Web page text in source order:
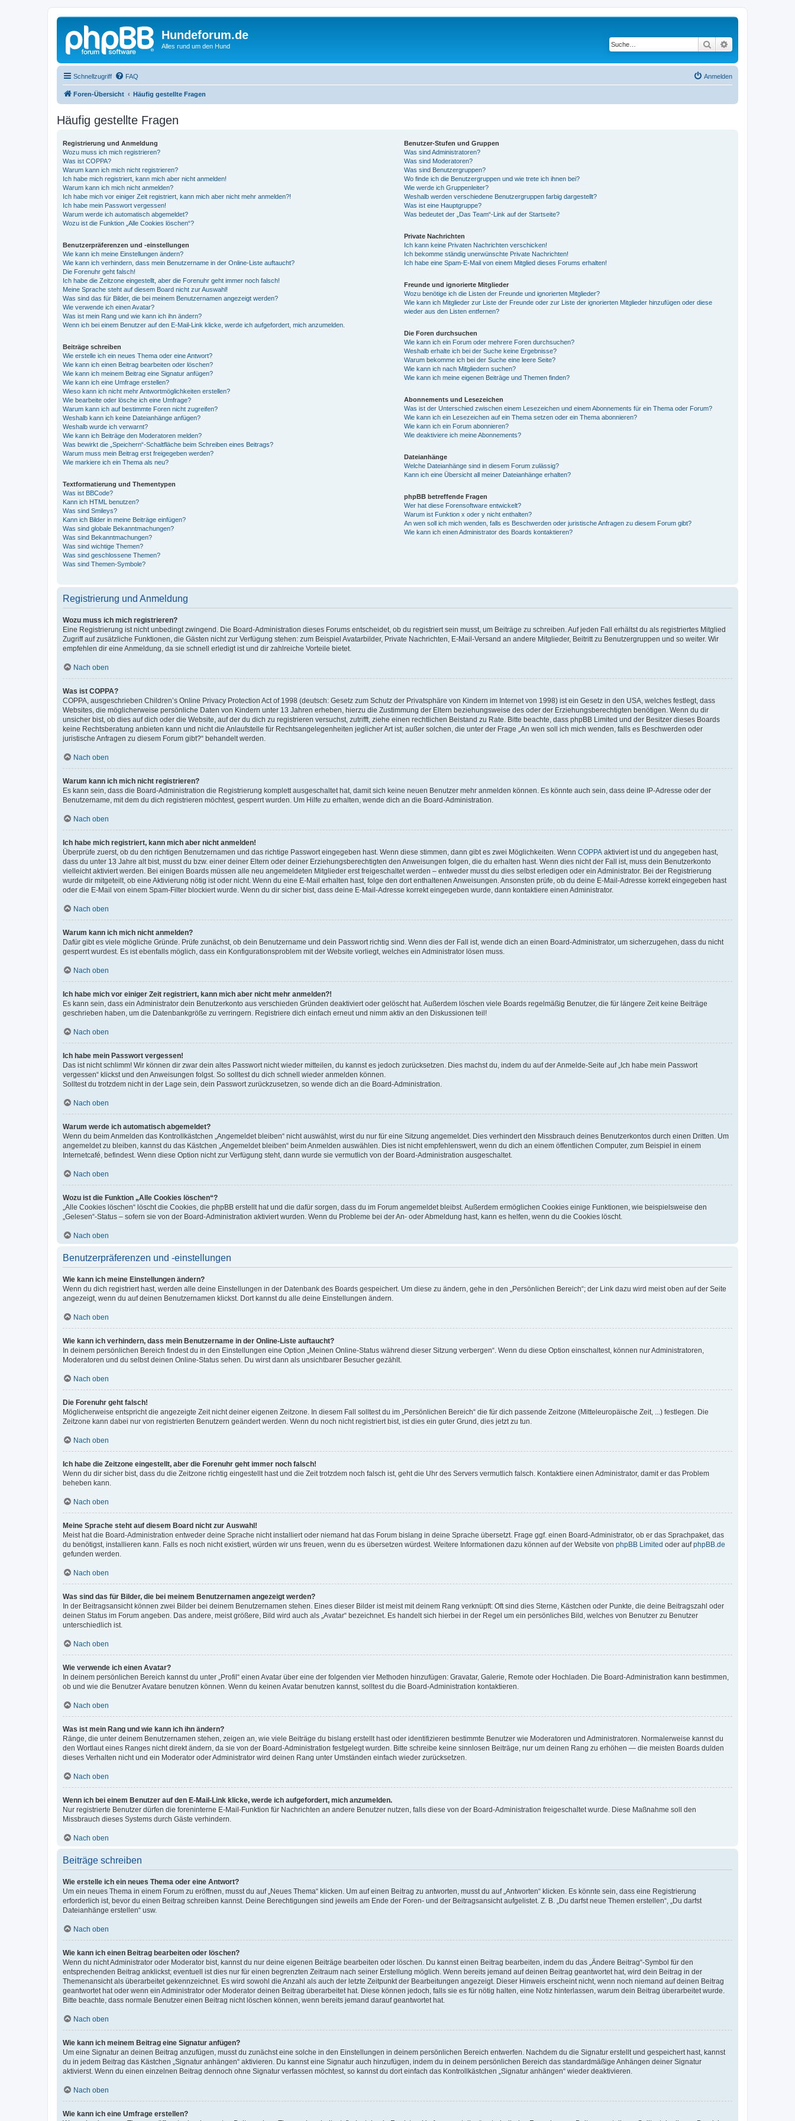
Hundeforum.de
Alles rund um den Hund Suche
Schnellzugriff FAQ Anmelden
Foren-Übersicht Häufig gestellte Fragen
Häufig gestellte Fragen
Registrierung und Anmeldung
Wozu muss ich mich registrieren?
Was ist COPPA?
Warum kann ich mich nicht registrieren?
Ich habe mich registriert, kann mich aber nicht anmelden!
Warum kann ich mich nicht anmelden?
Ich habe mich vor einiger Zeit registriert, kann mich aber nicht mehr anmelden?!
Ich habe mein Passwort vergessen!
Warum werde ich automatisch abgemeldet?
Wozu ist die Funktion „Alle Cookies löschen“?
Benutzerpräferenzen und -einstellungen
Wie kann ich meine Einstellungen ändern?
Wie kann ich verhindern, dass mein Benutzername in der Online-Liste auftaucht?
Die Forenuhr geht falsch!
Ich habe die Zeitzone eingestellt, aber die Forenuhr geht immer noch falsch!
Meine Sprache steht auf diesem Board nicht zur Auswahl!
Was sind das für Bilder, die bei meinem Benutzernamen angezeigt werden?
Wie verwende ich einen Avatar?
Was ist mein Rang und wie kann ich ihn ändern?
Wenn ich bei einem Benutzer auf den E-Mail-Link klicke, werde ich aufgefordert, mich anzumelden.
Beiträge schreiben
Wie erstelle ich ein neues Thema oder eine Antwort?
Wie kann ich einen Beitrag bearbeiten oder löschen?
Wie kann ich meinem Beitrag eine Signatur anfügen?
Wie kann ich eine Umfrage erstellen?
Wieso kann ich nicht mehr Antwortmöglichkeiten erstellen?
Wie bearbeite oder lösche ich eine Umfrage?
Warum kann ich auf bestimmte Foren nicht zugreifen?
Weshalb kann ich keine Dateianhänge anfügen?
Weshalb wurde ich verwarnt?
Wie kann ich Beiträge den Moderatoren melden?
Was bewirkt die „Speichern“-Schaltfläche beim Schreiben eines Beitrags?
Warum muss mein Beitrag erst freigegeben werden?
Wie markiere ich ein Thema als neu?
Textformatierung und Thementypen
Was ist BBCode?
Kann ich HTML benutzen?
Was sind Smileys?
Kann ich Bilder in meine Beiträge einfügen?
Was sind globale Bekanntmachungen?
Was sind Bekanntmachungen?
Was sind wichtige Themen?
Was sind geschlossene Themen?
Was sind Themen-Symbole?
Benutzer-Stufen und Gruppen
Was sind Administratoren?
Was sind Moderatoren?
Was sind Benutzergruppen?
Wo finde ich die Benutzergruppen und wie trete ich ihnen bei?
Wie werde ich Gruppenleiter?
Weshalb werden verschiedene Benutzergruppen farbig dargestellt?
Was ist eine Hauptgruppe?
Was bedeutet der „Das Team“-Link auf der Startseite?
Private Nachrichten
Ich kann keine Privaten Nachrichten verschicken!
Ich bekomme ständig unerwünschte Private Nachrichten!
Ich habe eine Spam-E-Mail von einem Mitglied dieses Forums erhalten!
Freunde und ignorierte Mitglieder
Wozu benötige ich die Listen der Freunde und ignorierten Mitglieder?
Wie kann ich Mitglieder zur Liste der Freunde oder zur Liste der ignorierten Mitglieder hinzufügen oder diese
wieder aus den Listen entfernen?
Die Foren durchsuchen
Wie kann ich ein Forum oder mehrere Foren durchsuchen?
Weshalb erhalte ich bei der Suche keine Ergebnisse?
Warum bekomme ich bei der Suche eine leere Seite?
Wie kann ich nach Mitgliedern suchen?
Wie kann ich meine eigenen Beiträge und Themen finden?
Abonnements und Lesezeichen
Was ist der Unterschied zwischen einem Lesezeichen und einem Abonnements für ein Thema oder Forum?
Wie kann ich ein Lesezeichen auf ein Thema setzen oder ein Thema abonnieren?
Wie kann ich ein Forum abonnieren?
Wie deaktiviere ich meine Abonnements?
Dateianhänge
Welche Dateianhänge sind in diesem Forum zulässig?
Kann ich eine Übersicht all meiner Dateianhänge erhalten?
phpBB betreffende Fragen
Wer hat diese Forensoftware entwickelt?
Warum ist Funktion x oder y nicht enthalten?
An wen soll ich mich wenden, falls es Beschwerden oder juristische Anfragen zu diesem Forum gibt?
Wie kann ich einen Administrator des Boards kontaktieren?
Registrierung und Anmeldung
Wozu muss ich mich registrieren?
Eine Registrierung ist nicht unbedingt zwingend. Die Board-Administration dieses Forums entscheidet, ob du registriert sein musst, um Beiträge zu schreiben. Auf jeden Fall erhältst du als registriertes Mitglied
Zugriff auf zusätzliche Funktionen, die Gästen nicht zur Verfügung stehen: zum Beispiel Avatarbilder, Private Nachrichten, E-Mail-Versand an andere Mitglieder, Beitritt zu Benutzergruppen und so weiter. Wir
empfehlen dir eine Anmeldung, da sie schnell erledigt ist und dir zahlreiche Vorteile bietet.
Nach oben
Was ist COPPA?
COPPA, ausgeschrieben Children’s Online Privacy Protection Act of 1998 (deutsch: Gesetz zum Schutz der Privatsphäre von Kindern im Internet von 1998) ist ein Gesetz in den USA, welches festlegt, dass
Websites, die möglicherweise persönliche Daten von Kindern unter 13 Jahren erheben, hierzu die Zustimmung der Eltern beziehungsweise des oder der Erziehungsberechtigten benötigen. Wenn du dir
unsicher bist, ob dies auf dich oder die Website, auf der du dich zu registrieren versuchst, zutrifft, ziehe einen rechtlichen Beistand zu Rate. Bitte beachte, dass phpBB Limited und der Besitzer dieses Boards
keine Rechtsberatung anbieten kann und nicht die Anlaufstelle für Rechtsangelegenheiten jeglicher Art ist; außer solchen, die unter der Frage „An wen soll ich mich wenden, falls es Beschwerden oder
juristische Anfragen zu diesem Forum gibt?“ behandelt werden.
Nach oben
Warum kann ich mich nicht registrieren?
Es kann sein, dass die Board-Administration die Registrierung komplett ausgeschaltet hat, damit sich keine neuen Benutzer mehr anmelden können. Es könnte auch sein, dass deine IP-Adresse oder der
Benutzername, mit dem du dich registrieren möchtest, gesperrt wurden. Um Hilfe zu erhalten, wende dich an die Board-Administration.
Nach oben
Ich habe mich registriert, kann mich aber nicht anmelden!
Überprüfe zuerst, ob du den richtigen Benutzernamen und das richtige Passwort eingegeben hast. Wenn diese stimmen, dann gibt es zwei Möglichkeiten. Wenn COPPA aktiviert ist und du angegeben hast,
dass du unter 13 Jahre alt bist, musst du bzw. einer deiner Eltern oder deiner Erziehungsberechtigten den Anweisungen folgen, die du erhalten hast. Wenn dies nicht der Fall ist, muss dein Benutzerkonto
vielleicht aktiviert werden. Bei einigen Boards müssen alle neu angemeldeten Mitglieder erst freigeschaltet werden – entweder musst du dies selbst erledigen oder ein Administrator. Bei der Registrierung
wurde dir mitgeteilt, ob eine Aktivierung nötig ist oder nicht. Wenn du eine E-Mail erhalten hast, folge den dort enthaltenen Anweisungen. Ansonsten prüfe, ob du deine E-Mail-Adresse korrekt eingegeben hast
oder die E-Mail von einem Spam-Filter blockiert wurde. Wenn du dir sicher bist, dass deine E-Mail-Adresse korrekt eingegeben wurde, dann kontaktiere einen Administrator.
Nach oben
Warum kann ich mich nicht anmelden?
Dafür gibt es viele mögliche Gründe. Prüfe zunächst, ob dein Benutzername und dein Passwort richtig sind. Wenn dies der Fall ist, wende dich an einen Board-Administrator, um sicherzugehen, dass du nicht
gesperrt wurdest. Es ist ebenfalls möglich, dass ein Konfigurationsproblem mit der Website vorliegt, welches ein Administrator lösen muss.
Nach oben
Ich habe mich vor einiger Zeit registriert, kann mich aber nicht mehr anmelden?!
Es kann sein, dass ein Administrator dein Benutzerkonto aus verschieden Gründen deaktiviert oder gelöscht hat. Außerdem löschen viele Boards regelmäßig Benutzer, die für längere Zeit keine Beiträge
geschrieben haben, um die Datenbankgröße zu verringern. Registriere dich einfach erneut und nimm aktiv an den Diskussionen teil!
Nach oben
Ich habe mein Passwort vergessen!
Das ist nicht schlimm! Wir können dir zwar dein altes Passwort nicht wieder mitteilen, du kannst es jedoch zurücksetzen. Dies machst du, indem du auf der Anmelde-Seite auf „Ich habe mein Passwort
vergessen“ klickst und den Anweisungen folgst. So solltest du dich schnell wieder anmelden können.
Solltest du trotzdem nicht in der Lage sein, dein Passwort zurückzusetzen, so wende dich an die Board-Administration.
Nach oben
Warum werde ich automatisch abgemeldet?
Wenn du beim Anmelden das Kontrollkästchen „Angemeldet bleiben“ nicht auswählst, wirst du nur für eine Sitzung angemeldet. Dies verhindert den Missbrauch deines Benutzerkontos durch einen Dritten. Um
angemeldet zu bleiben, kannst du das Kästchen „Angemeldet bleiben“ beim Anmelden auswählen. Dies ist nicht empfehlenswert, wenn du dich an einem öffentlichen Computer, zum Beispiel in einem
Internetcafé, befindest. Wenn diese Option nicht zur Verfügung steht, dann wurde sie vermutlich von der Board-Administration ausgeschaltet.
Nach oben
Wozu ist die Funktion „Alle Cookies löschen“?
„Alle Cookies löschen“ löscht die Cookies, die phpBB erstellt hat und die dafür sorgen, dass du im Forum angemeldet bleibst. Außerdem ermöglichen Cookies einige Funktionen, wie beispielsweise den
„Gelesen“-Status – sofern sie von der Board-Administration aktiviert wurden. Wenn du Probleme bei der An- oder Abmeldung hast, kann es helfen, wenn du die Cookies löscht.
Nach oben
Benutzerpräferenzen und -einstellungen
Wie kann ich meine Einstellungen ändern?
Wenn du dich registriert hast, werden alle deine Einstellungen in der Datenbank des Boards gespeichert. Um diese zu ändern, gehe in den „Persönlichen Bereich“; der Link dazu wird meist oben auf der Seite
angezeigt, wenn du auf deinen Benutzernamen klickst. Dort kannst du alle deine Einstellungen ändern.
Nach oben
Wie kann ich verhindern, dass mein Benutzername in der Online-Liste auftaucht?
In deinem persönlichen Bereich findest du in den Einstellungen eine Option „Meinen Online-Status während dieser Sitzung verbergen“. Wenn du diese Option einschaltest, können nur Administratoren,
Moderatoren und du selbst deinen Online-Status sehen. Du wirst dann als unsichtbarer Besucher gezählt.
Nach oben
Die Forenuhr geht falsch!
Möglicherweise entspricht die angezeigte Zeit nicht deiner eigenen Zeitzone. In diesem Fall solltest du im „Persönlichen Bereich“ die für dich passende Zeitzone (Mitteleuropäische Zeit, ...) festlegen. Die
Zeitzone kann dabei nur von registrierten Benutzern geändert werden. Wenn du noch nicht registriert bist, ist dies ein guter Grund, dies jetzt zu tun.
Nach oben
Ich habe die Zeitzone eingestellt, aber die Forenuhr geht immer noch falsch!
Wenn du dir sicher bist, dass du die Zeitzone richtig eingestellt hast und die Zeit trotzdem noch falsch ist, geht die Uhr des Servers vermutlich falsch. Kontaktiere einen Administrator, damit er das Problem
beheben kann.
Nach oben
Meine Sprache steht auf diesem Board nicht zur Auswahl!
Meist hat die Board-Administration entweder deine Sprache nicht installiert oder niemand hat das Forum bislang in deine Sprache übersetzt. Frage ggf. einen Board-Administrator, ob er das Sprachpaket, das
du benötigst, installieren kann. Falls es noch nicht existiert, würden wir uns freuen, wenn du es übersetzen würdest. Weitere Informationen dazu können auf der Website von phpBB Limited oder aufphpBB.de
gefunden werden.
Nach oben
Was sind das für Bilder, die bei meinem Benutzernamen angezeigt werden?
In der Beitragsansicht können zwei Bilder bei deinem Benutzernamen stehen. Eines dieser Bilder ist meist mit deinem Rang verknüpft: Oft sind dies Sterne, Kästchen oder Punkte, die deine Beitragszahl oder
deinen Status im Forum angeben. Das andere, meist größere, Bild wird auch als „Avatar“ bezeichnet. Es handelt sich hierbei in der Regel um ein persönliches Bild, welches von Benutzer zu Benutzer
unterschiedlich ist.
Nach oben
Wie verwende ich einen Avatar?
In deinem persönlichen Bereich kannst du unter „Profil“ einen Avatar über eine der folgenden vier Methoden hinzufügen: Gravatar, Galerie, Remote oder Hochladen. Die Board-Administration kann bestimmen,
ob und wie die Benutzer Avatare benutzen können. Wenn du keinen Avatar benutzen kannst, solltest du die Board-Administration kontaktieren.
Nach oben
Was ist mein Rang und wie kann ich ihn ändern?
Ränge, die unter deinem Benutzernamen stehen, zeigen an, wie viele Beiträge du bislang erstellt hast oder identifizieren bestimmte Benutzer wie Moderatoren und Administratoren. Normalerweise kannst du
den Wortlaut eines Ranges nicht direkt ändern, da sie von der Board-Administration festgelegt wurden. Bitte schreibe keine sinnlosen Beiträge, nur um deinen Rang zu erhöhen — die meisten Boards dulden
dieses Verhalten nicht und ein Moderator oder Administrator wird deinen Rang unter Umständen einfach wieder zurücksetzen.
Nach oben
Wenn ich bei einem Benutzer auf den E-Mail-Link klicke, werde ich aufgefordert, mich anzumelden.
Nur registrierte Benutzer dürfen die foreninterne E-Mail-Funktion für Nachrichten an andere Benutzer nutzen, falls diese von der Board-Administration freigeschaltet wurde. Diese Maßnahme soll den
Missbrauch dieses Systems durch Gäste verhindern.
Nach oben
Beiträge schreiben
Wie erstelle ich ein neues Thema oder eine Antwort?
Um ein neues Thema in einem Forum zu eröffnen, musst du auf „Neues Thema“ klicken. Um auf einen Beitrag zu antworten, musst du auf „Antworten“ klicken. Es könnte sein, dass eine Registrierung
erforderlich ist, bevor du einen Beitrag schreiben kannst. Deine Berechtigungen sind jeweils am Ende der Foren- und der Beitragsansicht aufgelistet. Z. B. „Du darfst neue Themen erstellen“, „Du darfst
Dateianhänge erstellen“ usw.
Nach oben
Wie kann ich einen Beitrag bearbeiten oder löschen?
Wenn du nicht Administrator oder Moderator bist, kannst du nur deine eigenen Beiträge bearbeiten oder löschen. Du kannst einen Beitrag bearbeiten, indem du das „Ändere Beitrag“-Symbol für den
entsprechenden Beitrag anklickst; eventuell ist dies nur für einen begrenzten Zeitraum nach seiner Erstellung möglich. Wenn bereits jemand auf deinen Beitrag geantwortet hat, wird dein Beitrag in der
Themenansicht als überarbeitet gekennzeichnet. Es wird sowohl die Anzahl als auch der letzte Zeitpunkt der Bearbeitungen angezeigt. Dieser Hinweis erscheint nicht, wenn noch niemand auf deinen Beitrag
geantwortet hat oder wenn ein Administrator oder Moderator deinen Beitrag überarbeitet hat. Diese können jedoch, falls sie es für nötig halten, eine Notiz hinterlassen, warum dein Beitrag überarbeitet wurde.
Bitte beachte, dass normale Benutzer einen Beitrag nicht löschen können, wenn bereits jemand darauf geantwortet hat.
Nach oben
Wie kann ich meinem Beitrag eine Signatur anfügen?
Um eine Signatur an deinen Beitrag anzufügen, musst du zunächst eine solche in den Einstellungen in deinem persönlichen Bereich entwerfen. Nachdem du die Signatur erstellt und gespeichert hast, kannst
du in jedem Beitrag das Kästchen „Signatur anhängen“ aktivieren. Du kannst eine Signatur auch hinzufügen, indem du in deinem persönlichen Bereich das standardmäßige Anhängen deiner Signatur
aktivierst. Wenn du einen einzelnen Beitrag dennoch ohne Signatur verfassen möchtest, so kannst du dort einfach das Kontrollkästchen „Signatur anhängen“ wieder deaktivieren.
Nach oben
Wie kann ich eine Umfrage erstellen?